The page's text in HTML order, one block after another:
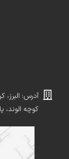
آدرس:
کوچه الوند،